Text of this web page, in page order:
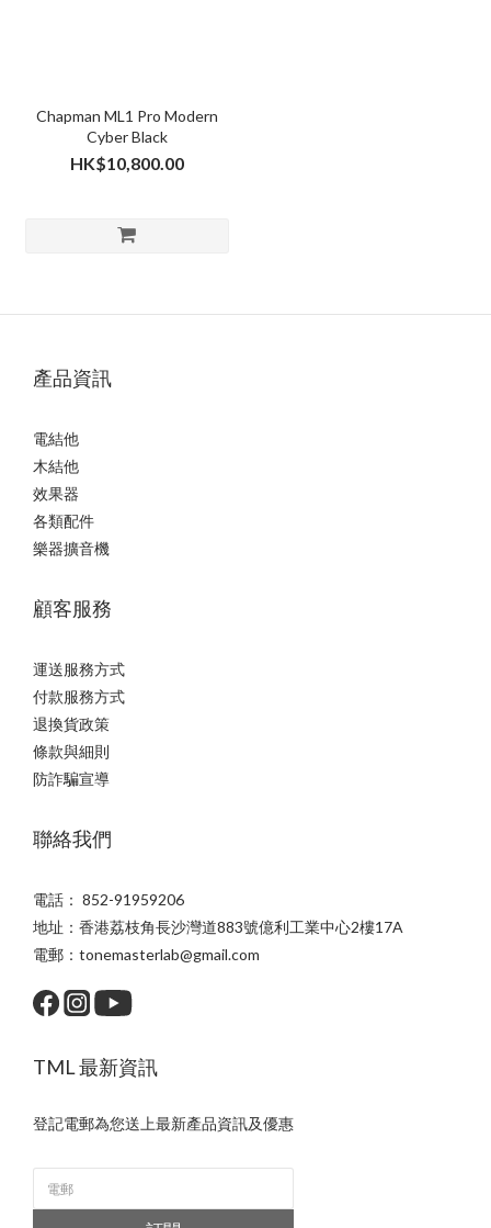
Chapman ML1 Pro Modern
Cyber Black
HK$10,800.00
產品資訊
電結他
木結他
效果器
各類配件
樂器擴音機
顧客服務
運送服務方式
付款服務方式
退換貨政策
條款與細則
防詐騙宣導
聯絡我們
電話： 852-91959206
地址：香港荔枝角長沙灣道883號億利工業中心2樓17A
電郵：tonemasterlab@gmail.com
TML 最新資訊
登記電郵為您送上最新產品資訊及優惠